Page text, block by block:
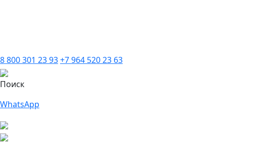
8 800 301 23 93+7 964 520 23 63
Поиск
WhatsApp